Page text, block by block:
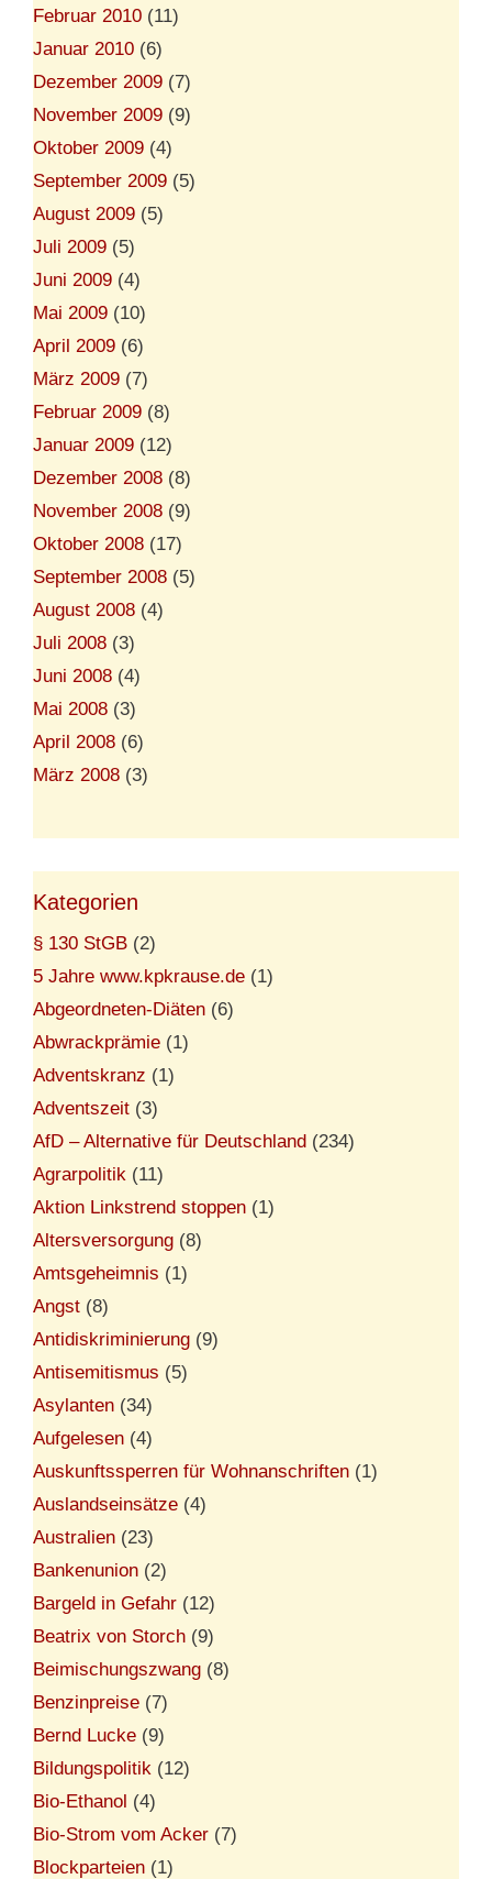
Februar 2010 (11)
Januar 2010 (6)
Dezember 2009 (7)
November 2009 (9)
Oktober 2009 (4)
September 2009 (5)
August 2009 (5)
Juli 2009 (5)
Juni 2009 (4)
Mai 2009 (10)
April 2009 (6)
März 2009 (7)
Februar 2009 (8)
Januar 2009 (12)
Dezember 2008 (8)
November 2008 (9)
Oktober 2008 (17)
September 2008 (5)
August 2008 (4)
Juli 2008 (3)
Juni 2008 (4)
Mai 2008 (3)
April 2008 (6)
März 2008 (3)
Kategorien
§ 130 StGB (2)
5 Jahre www.kpkrause.de (1)
Abgeordneten-Diäten (6)
Abwrackprämie (1)
Adventskranz (1)
Adventszeit (3)
AfD – Alternative für Deutschland (234)
Agrarpolitik (11)
Aktion Linkstrend stoppen (1)
Altersversorgung (8)
Amtsgeheimnis (1)
Angst (8)
Antidiskriminierung (9)
Antisemitismus (5)
Asylanten (34)
Aufgelesen (4)
Auskunftssperren für Wohnanschriften (1)
Auslandseinsätze (4)
Australien (23)
Bankenunion (2)
Bargeld in Gefahr (12)
Beatrix von Storch (9)
Beimischungszwang (8)
Benzinpreise (7)
Bernd Lucke (9)
Bildungspolitik (12)
Bio-Ethanol (4)
Bio-Strom vom Acker (7)
Blockparteien (1)